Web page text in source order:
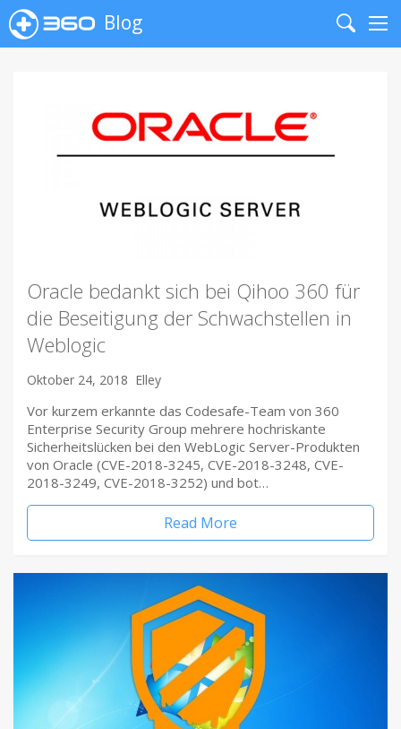
Blog
Search
Oracle bedankt sich bei Qihoo 360 für
die Beseitigung der Schwachstellen in
Weblogic
Oktober 24, 2018 Elley
Vor kurzem erkannte das Codesafe-Team von 360
Enterprise Security Group mehrere hochriskante
Sicherheitslücken bei den WebLogic Server-Produkten
von Oracle (CVE-2018-3245, CVE-2018-3248, CVE-
2018-3249, CVE-2018-3252) und bot…
Read More